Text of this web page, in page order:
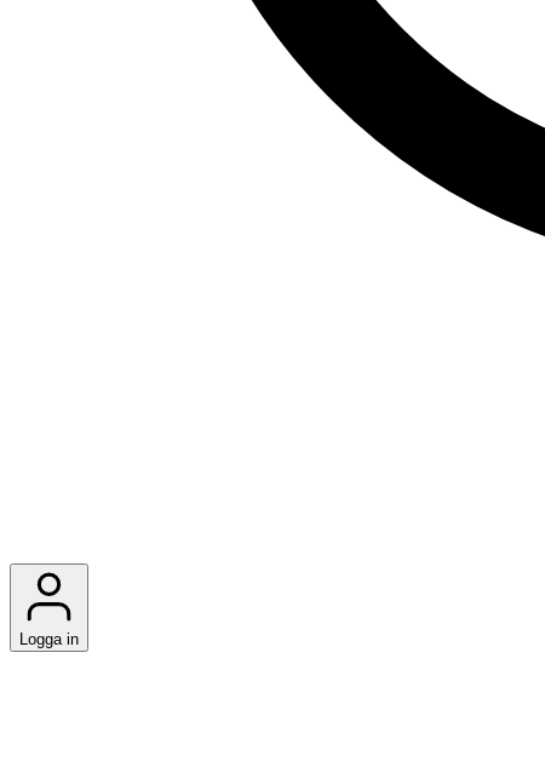
Logga in